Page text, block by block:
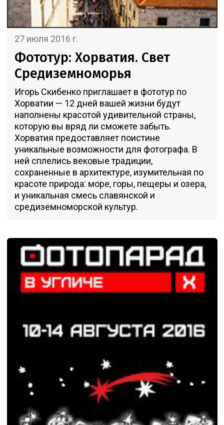
27 июля 2016 г.
Фототур: Хорватия. Свет
Средиземноморья
Игорь Скибенко приглашает в фототур по
Хорватии — 12 дней вашей жизни будут
наполнены красотой удивительной страны,
которую вы вряд ли сможете забыть.
Хорватия предоставляет поистине
уникальные возможности для фотографа. В
ней сплелись вековые традиции,
сохраненные в архитектуре, изумительная по
красоте природа: море, горы, пещеры и озера,
и уникальная смесь славянской и
средиземноморской культур.